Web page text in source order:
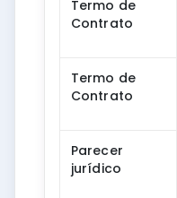
Termo de
Contrato
Termo de
Contrato
Parecer
jurídico